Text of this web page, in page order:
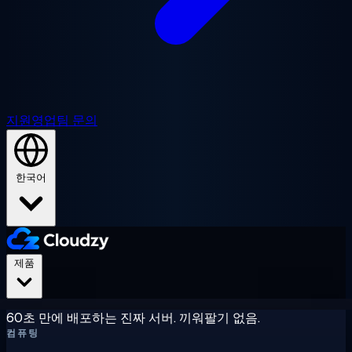
지원영업팀 문의
한국어
60초 만에 배포하는 진짜 서버. 끼워팔기 없음.
컴퓨팅